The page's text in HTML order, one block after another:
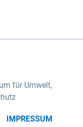
für Umwelt,
IMPRESSUM